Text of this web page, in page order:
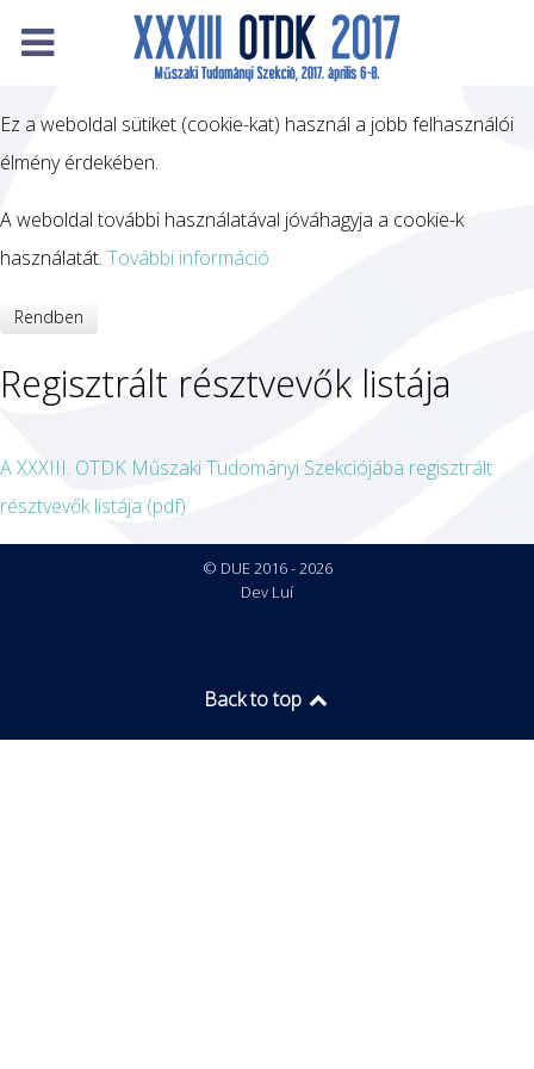
Ez a weboldal sütiket (cookie-kat) használ a jobb felhasználói
élmény érdekében.
A weboldal további használatával jóváhagyja a cookie-k
használatát. További információ
Rendben
Regisztrált résztvevők listája
A XXXIII. OTDK Műszaki Tudományi Szekciójába regisztrált
résztvevők listája (pdf)
© DUE 2016 - 2026
Dev Luí
Back to top